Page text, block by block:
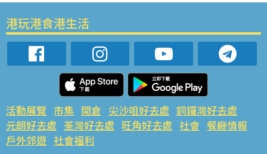
港玩港食港生活
活動展覽 市集 開倉 尖沙咀好去處 銅鑼灣好去處
元朗好去處 荃灣好去處 旺角好去處 社會 餐廳情報
戶外郊遊 社會福利